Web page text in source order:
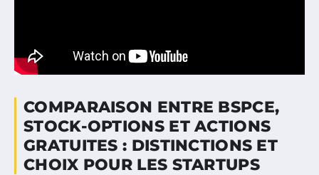
COMPARAISON ENTRE BSPCE,
STOCK-OPTIONS ET ACTIONS
GRATUITES : DISTINCTIONS ET
CHOIX POUR LES STARTUPS